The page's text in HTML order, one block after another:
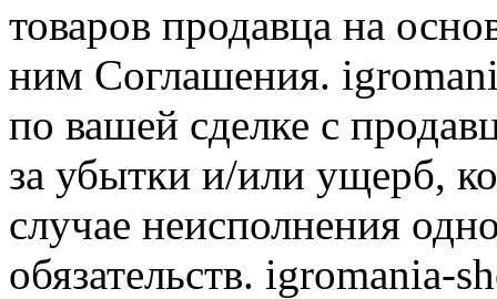
товаров продавца на
ним Соглашения.
по вашей сделке с
за убытки и/или ущерб,
случае неисполнения
обязательств. igromania-